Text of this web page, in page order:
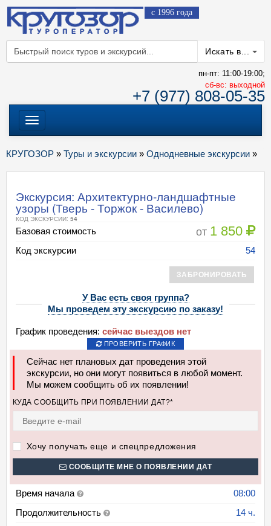
с 1996 года
Искать в...
пн-пт: 11:00-19:00;
cб-вс: выходной
+7 (977) 808-05-35
Меню
КРУГОЗОР » Туры и экскурсии » Однодневные экскурсии »
Экскурсия: Архитектурно-ландшафтные
узоры (Тверь - Торжок - Василево)
КОД ЭКСКУРСИИ: 54
Базовая стоимость от 1 850
Код экскурсии 54
ЗАБРОНИРОВАТЬ
У Вас есть своя группа?
Мы проведем эту экскурсию по заказу!
График проведения: сейчас выездов нет
ПРОВЕРИТЬ ГРАФИК
Сейчас нет плановых дат проведения этой
экскурсии, но они могут появиться в любой момент.
Мы можем сообщить об их появлении!
КУДА СООБЩИТЬ ПРИ ПОЯВЛЕНИИ ДАТ?*
Хочу получать еще и спецпредложения
СООБЩИТЕ МНЕ О ПОЯВЛЕНИИ ДАТ
Время начала
08:00
Продолжительность
14 ч.